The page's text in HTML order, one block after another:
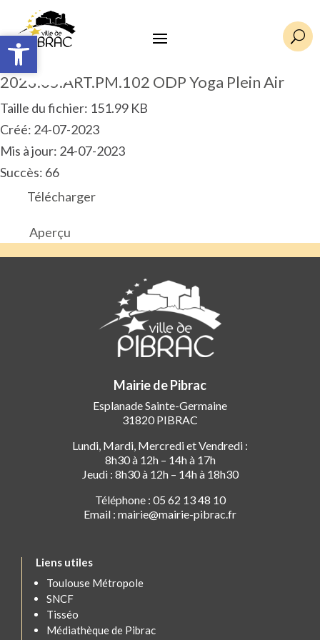
Ouvrir la barre d’outils U
2023.05.ART.PM.102 ODP Yoga Plein Air
Taille du fichier: 151.99 KB
Créé: 24-07-2023
Mis à jour: 24-07-2023
Succès: 66
Télécharger
Aperçu
Mairie de Pibrac
Esplanade Sainte-Germaine
31820 PIBRAC
Lundi, Mardi, Mercredi et Vendredi :
8h30 à 12h – 14h à 17h
Jeudi : 8h30 à 12h – 14h à 18h30
Téléphone : 05 62 13 48 10
Email : mairie@mairie-pibrac.fr
Liens utiles
Toulouse Métropole
SNCF
Tisséo
Médiathèque de Pibrac
Ouvrir la barre d’outils